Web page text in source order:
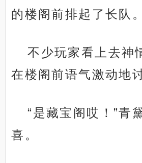
的楼阁前排起了长队。
不少玩家看上去神
在楼阁前语气激动地
“是藏宝阁哎！”青
喜。